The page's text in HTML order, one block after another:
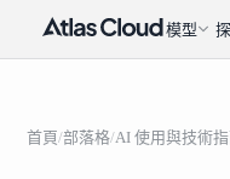
模型
首頁/部落格/AI 使用與技術